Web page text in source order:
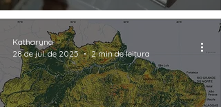
Katharyna
28 de jul. de 2025
2 min de leitura